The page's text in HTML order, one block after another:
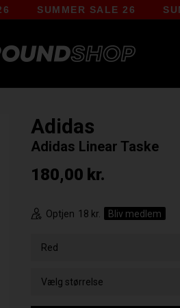
SUMMER SALE 26
Adidas
Adidas Linear Taske
180,00 kr.
Optjen 18 kr. Bliv medlem